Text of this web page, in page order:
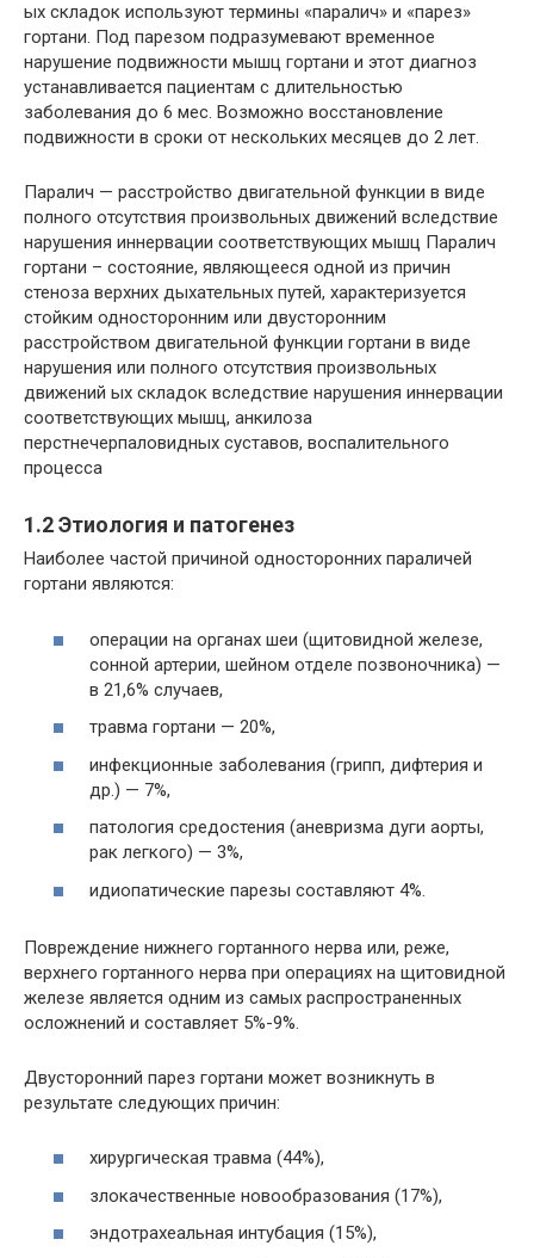
ых складок используют термины «паралич» и «парез»
гортани. Под парезом подразумевают временное
нарушение подвижности мышц гортани и этот диагноз
устанавливается пациентам с длительностью
заболевания до 6 мес. Возможно восстановление
подвижности в сроки от нескольких месяцев до 2 лет.
Паралич — расстройство двигательной функции в виде
полного отсутствия произвольных движений вследствие
нарушения иннервации соответствующих мышц Паралич
гортани – состояние, являющееся одной из причин
стеноза верхних дыхательных путей, характеризуется
стойким односторонним или двусторонним
расстройством двигательной функции гортани в виде
нарушения или полного отсутствия произвольных
движений ых складок вследствие нарушения иннервации
соответствующих мышц, анкилоза
перстнечерпаловидных суставов, воспалительного
процесса
1.2 Этиология и патогенез
Наиболее частой причиной односторонних параличей
гортани являются:
операции на органах шеи (щитовидной железе,
сонной артерии, шейном отделе позвоночника) —
в 21,6% случаев,
травма гортани — 20%,
инфекционные заболевания (грипп, дифтерия и
др.) — 7%,
патология средостения (аневризма дуги аорты,
рак легкого) — 3%,
идиопатические парезы составляют 4%.
Повреждение нижнего гортанного нерва или, реже,
верхнего гортанного нерва при операциях на щитовидной
железе является одним из самых распространенных
осложнений и составляет 5%-9%.
Двусторонний парез гортани может возникнуть в
результате следующих причин:
хирургическая травма (44%),
злокачественные новообразования (17%),
эндотрахеальная интубация (15%),